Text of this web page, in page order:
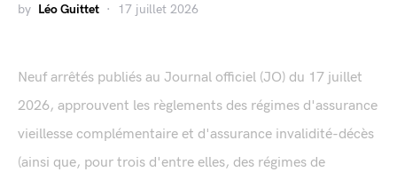
by Léo Guittet 17 juillet 2026
Neuf arrêtés publiés au Journal officiel (JO) du 17 juillet
2026, approuvent les règlements des régimes d'assurance
vieillesse complémentaire et d'assurance invalidité-décès
(ainsi que, pour trois d'entre elles, des régimes de